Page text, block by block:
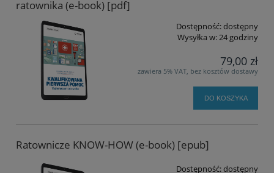
ratownika (e-book) [pdf]
Dostępność:dostępny
Wysyłka w:24 godziny
79,00 zł
zawiera 5% VAT, bez kosztów dostawy
DO KOSZYKA
Ratownicze KNOW-HOW (e-book) [epub]
Dostępność:dostępny